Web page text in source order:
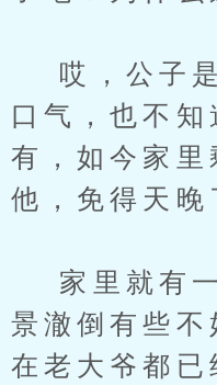
哎，公子是
口气，也不
有，如今家
他，免得天晚
家里就有一
景澈倒有些
在老大爷都已